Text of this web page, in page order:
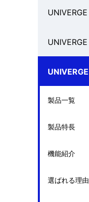
置
カ
ル
ナ
ビ
ゲ
シ
ョ
製品一覧
製品特長
機能紹介
選ばれる理由